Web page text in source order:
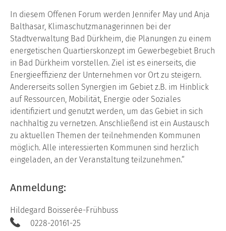
In diesem Offenen Forum werden Jennifer May und Anja
Balthasar, Klimaschutzmanagerinnen bei der
Stadtverwaltung Bad Dürkheim, die Planungen zu einem
energetischen Quartierskonzept im Gewerbegebiet Bruch
in Bad Dürkheim vorstellen. Ziel ist es einerseits, die
Energieeffizienz der Unternehmen vor Ort zu steigern.
Andererseits sollen Synergien im Gebiet z.B. im Hinblick
auf Ressourcen, Mobilität, Energie oder Soziales
identifiziert und genutzt werden, um das Gebiet in sich
nachhaltig zu vernetzen. Anschließend ist ein Austausch
zu aktuellen Themen der teilnehmenden Kommunen
möglich. Alle interessierten Kommunen sind herzlich
eingeladen, an der Veranstaltung teilzunehmen.“
Anmeldung:
Hildegard Boisserée-Frühbuss
0228-20161-25